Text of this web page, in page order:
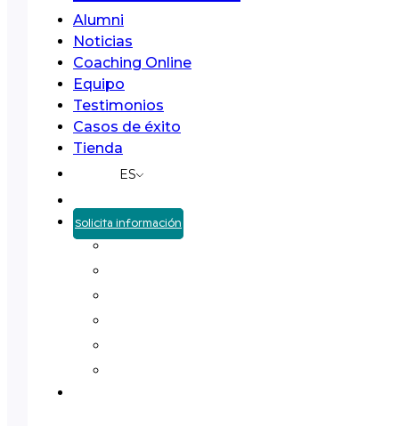
Alumni
Noticias
Coaching Online
Equipo
Testimonios
Casos de éxito
Tienda
ES
Solicita información